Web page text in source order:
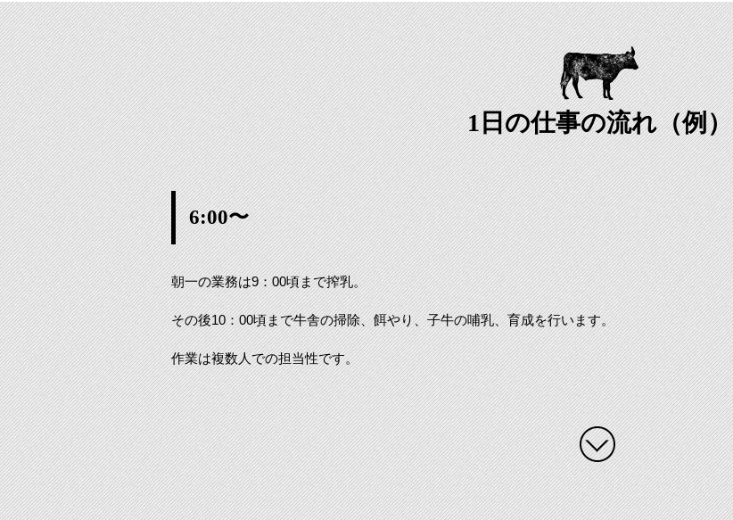
1日の仕事の流れ（例）
6:00〜
朝一の業務は9：00頃まで搾乳。
その後10：00頃まで牛舎の掃除、餌やり、子牛の哺乳、育成を行います。
作業は複数人での担当性です。